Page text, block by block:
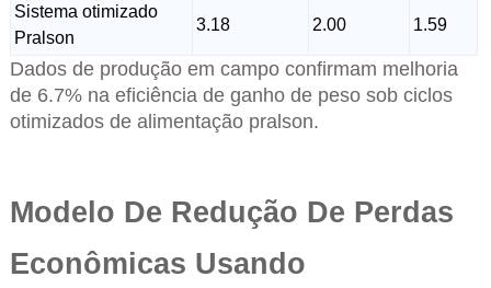
Sistema otimizado
Pralson
3.18 2.00 1.59
Dados de produção em campo confirmam melhoria
de 6.7% na eficiência de ganho de peso sob ciclos
otimizados de alimentação pralson.
Modelo De Redução De Perdas
Econômicas Usando